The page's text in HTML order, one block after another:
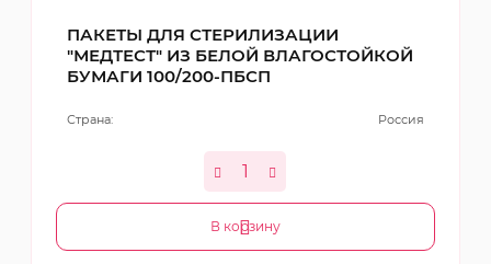
ПАКЕТЫ ДЛЯ СТЕРИЛИЗАЦИИ
"МЕДТЕСТ" ИЗ БЕЛОЙ ВЛАГОСТОЙКОЙ
БУМАГИ 100/200-ПБСП
Страна: Россия
В корзину